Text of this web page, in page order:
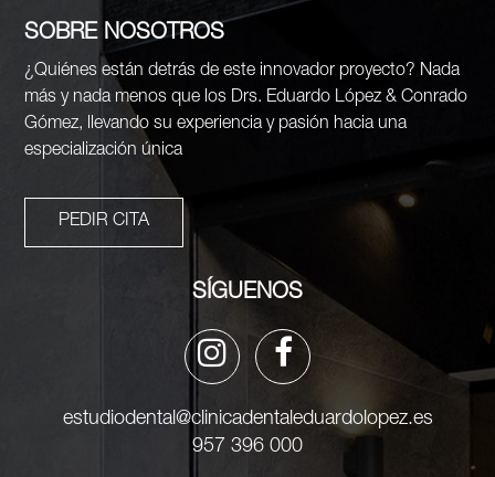
SOBRE NOSOTROS
¿Quiénes están detrás de este innovador proyecto? Nada
más y nada menos que los Drs. Eduardo López & Conrado
Gómez, llevando su experiencia y pasión hacia una
especialización única
PEDIR CITA
SÍGUENOS
estudiodental@clinicadentaleduardolopez.es
957 396 000